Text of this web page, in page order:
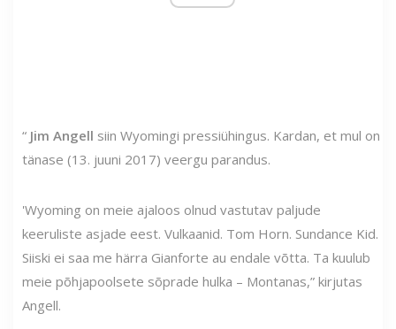
“ Jim Angell siin Wyomingi pressiühingus. Kardan, et mul on
tänase (13. juuni 2017) veergu parandus.
'Wyoming on meie ajaloos olnud vastutav paljude
keeruliste asjade eest. Vulkaanid. Tom Horn. Sundance Kid.
Siiski ei saa me härra Gianforte au endale võtta. Ta kuulub
meie põhjapoolsete sõprade hulka – Montanas,” kirjutas
Angell.